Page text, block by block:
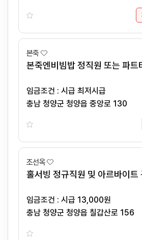
본죽
본죽엔비빔밥 정직원 또는 파트
임금조건 : 시급 최저시급
충남 청양군 청양읍 중앙로 130
조선옥
홀서빙 정규직원 및 아르바이트
임금조건 : 시급 13,000원
충남 청양군 청양읍 칠갑산로 156